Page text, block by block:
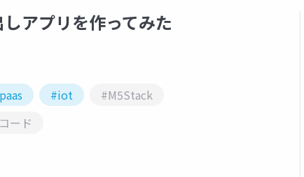
アプリを作ってみた
#iot
#M5Stack
ード